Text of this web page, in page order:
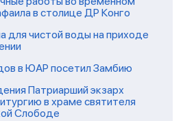
в столице ДР Конго
для чистой воды на приходе
в ЮАР посетил Замбию
Патриарший экзарх
в храме святителя
Слободе